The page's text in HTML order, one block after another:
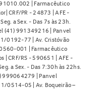
| Farmacêutico
CRF/PR - 24873 | AFE -
a Sex. - Das 7s às 23h.
(41) 991349216 | Panvel
0192-77 | Av. Cristóvão
001 | Farmacêutico
| CRF/RS - 590651 | AFE -
a Sex. - Das 7:30h às 22hs.
999064279 | Panvel
0514-05 | Av. Boqueirão –